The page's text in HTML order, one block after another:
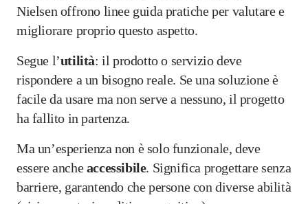
Nielsen offrono linee guida pratiche per valutare e
migliorare proprio questo aspetto.
Segue l’utilità: il prodotto o servizio deve
rispondere a un bisogno reale. Se una soluzione è
facile da usare ma non serve a nessuno, il progetto
ha fallito in partenza.
Ma un’esperienza non è solo funzionale, deve
essere ancheaccessibile. Significa progettare senza
barriere, garantendo che persone con diverse abilità